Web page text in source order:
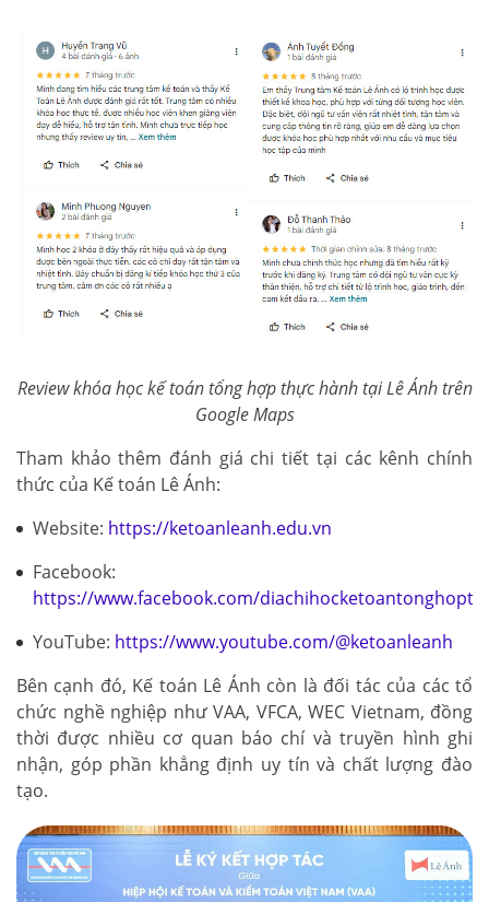
Review khóa học kế toán tổng hợp thực hành tại Lê Ánh trên
Google Maps
Tham khảo thêm đánh giá chi tiết tại các kênh chính
thức của Kế toán Lê Ánh:
Website: https://ketoanleanh.edu.vn
Facebook:
https://www.facebook.com/
YouTube: https://www.youtube.com/@ketoanleanh
Bên cạnh đó, Kế toán Lê Ánh còn là đối tác của các tổ
chức nghề nghiệp như VAA, VFCA, WEC Vietnam, đồng
thời được nhiều cơ quan báo chí và truyền hình ghi
nhận, góp phần khẳng định uy tín và chất lượng đào
tạo.